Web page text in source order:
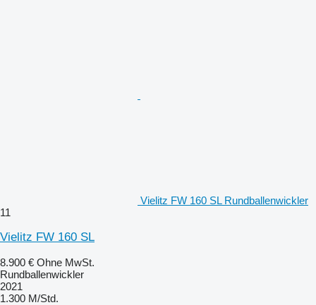
Vielitz FW 160 SL Rundballenwickler
11
Vielitz FW 160 SL
8.900 € Ohne MwSt.
Rundballenwickler
2021
1.300 M/Std.